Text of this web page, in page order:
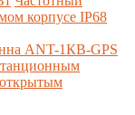
корпусе IP68
ANT-1КВ-GPS